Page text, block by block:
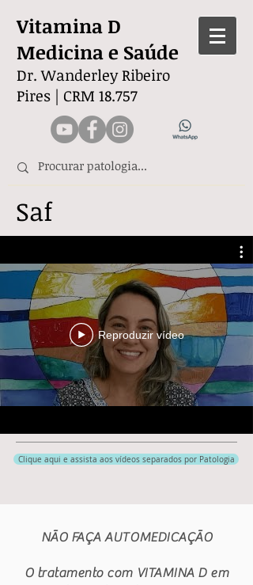
Vitamina D
Medicina e Saúde
Dr. Wanderley Ribeiro
Pires | CRM 18.757
Saf
Reproduzir vídeo
Clique aqui e assista aos vídeos separados por Patologia
NÃO FAÇA AUTOMEDICAÇÃO
O tratamento com VITAMINA D em